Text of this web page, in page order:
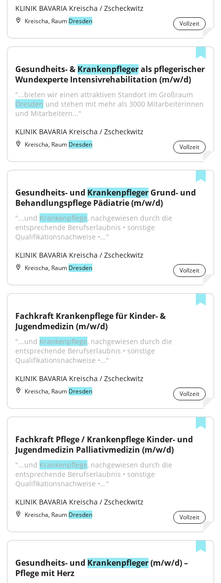
KLINIK BAVARIA Kreischa / Zscheckwitz
Kreischa, Raum Dresden Vollzeit
Gesundheits- & Krankenpfleger als pflegerischer
Wundexperte Intensivrehabilitation (m/w/d)
Dresden und stehen mit mehr als 3000 Mitarbeiterinnen
und Mitarbeitern..."
KLINIK BAVARIA Kreischa / Zscheckwitz
Kreischa, Raum Dresden Vollzeit
Gesundheits- und Krankenpfleger Grund- und
Behandlungspflege Pädiatrie (m/w/d)
"...und Krankenpflege, nachgewiesen durch die
entsprechende Berufserlaubnis • sonstige
Qualifikationsnachweise •..."
KLINIK BAVARIA Kreischa / Zscheckwitz
Kreischa, Raum Dresden Vollzeit
Fachkraft Krankenpflege für Kinder- &
Jugendmedizin (m/w/d)
"...und Krankenpflege, nachgewiesen durch die
entsprechende Berufserlaubnis • sonstige
Qualifikationsnachweise •..."
KLINIK BAVARIA Kreischa / Zscheckwitz
Kreischa, Raum Dresden Vollzeit
Fachkraft Pflege / Krankenpflege Kinder- und
Jugendmedizin Palliativmedizin (m/w/d)
"...und Krankenpflege, nachgewiesen durch die
entsprechende Berufserlaubnis • sonstige
Qualifikationsnachweise •..."
KLINIK BAVARIA Kreischa / Zscheckwitz
Kreischa, Raum Dresden Vollzeit
Gesundheits- und Krankenpfleger (m/w/d) –
Pflege mit Herz